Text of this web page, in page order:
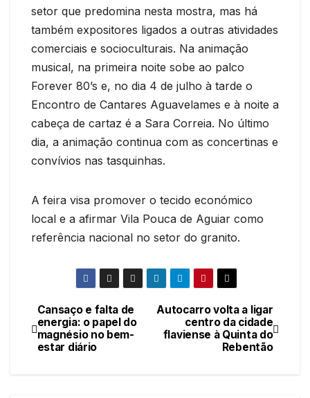
setor que predomina nesta mostra, mas há
também expositores ligados a outras atividades
comerciais e socioculturais. Na animação
musical, na primeira noite sobe ao palco
Forever 80’s e, no dia 4 de julho à tarde o
Encontro de Cantares Aguavelames e à noite a
cabeça de cartaz é a Sara Correia. No último
dia, a animação continua com as concertinas e
convívios nas tasquinhas.
A feira visa promover o tecido económico
local e a afirmar Vila Pouca de Aguiar como
referência nacional no setor do granito.
Navegação
de
Autocarro volta a ligar
centro da cidade
flaviense à Quinta do
Rebentão
Cansaço e falta de
energia: o papel do
magnésio no bem-
estar diário